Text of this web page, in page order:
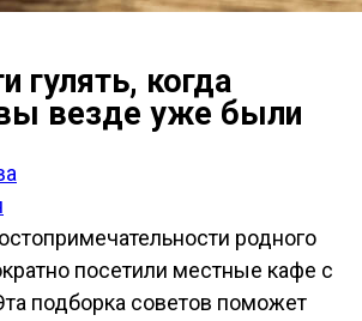
гулять, когда
везде уже были
родного
посетили местные кафе с
подборка советов поможет